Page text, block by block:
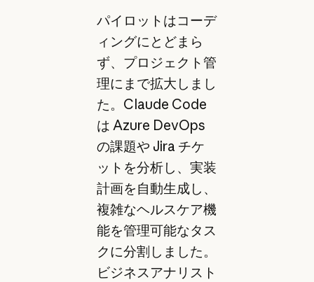
パイロットはコーデ
ィングにとどまら
ず、プロジェクト管
理にまで拡大しまし
た。Claude Code
は Azure DevOps
の課題や Jira チケ
ットを分析し、実装
計画を自動生成し、
複雑なヘルスケア機
能を管理可能なタス
クに分割しました。
ビジネスアナリスト